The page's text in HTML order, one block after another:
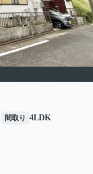
間取り 4LDK